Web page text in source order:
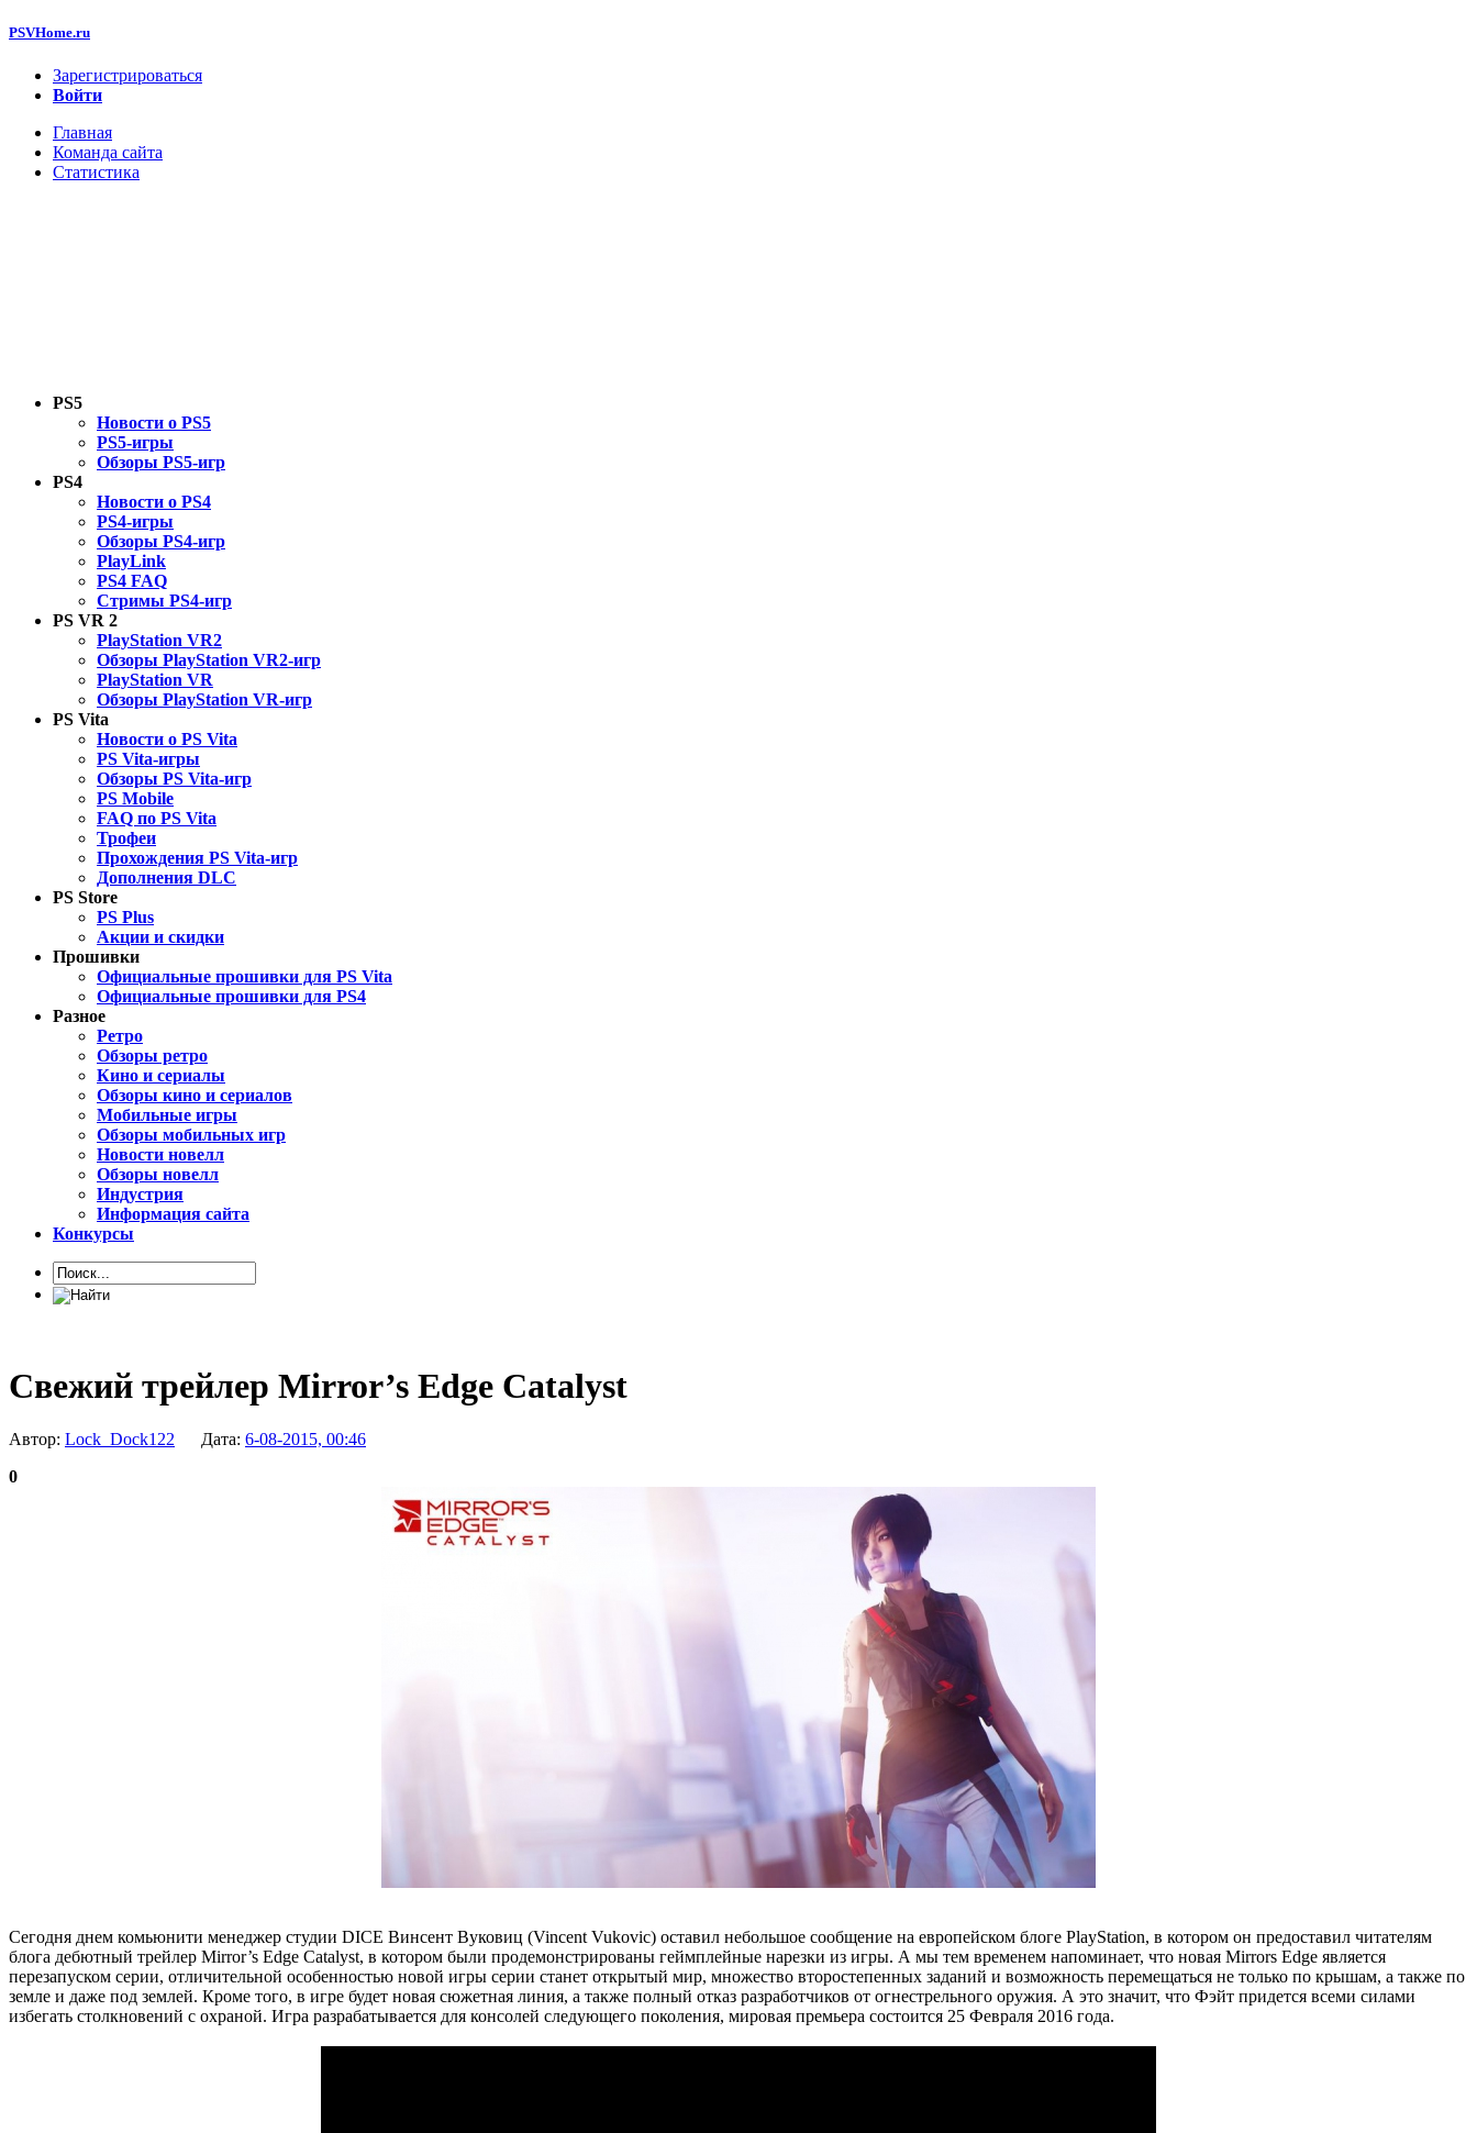
PSVHome.ru
Зарегистрироваться
Войти
Главная
Команда сайта
Статистика
PS5
Новости о PS5
PS5-игры
Обзоры PS5-игр
PS4
Новости о PS4
PS4-игры
Обзоры PS4-игр
PlayLink
PS4 FAQ
Стримы PS4-игр
PS VR 2
PlayStation VR2
Обзоры PlayStation VR2-игр
PlayStation VR
Обзоры PlayStation VR-игр
PS Vita
Новости о PS Vita
PS Vita-игры
Обзоры PS Vita-игр
PS Mobile
FAQ по PS Vita
Трофеи
Прохождения PS Vita-игр
Дополнения DLC
PS Store
PS Plus
Акции и скидки
Прошивки
Официальные прошивки для PS Vita
Официальные прошивки для PS4
Разное
Ретро
Обзоры ретро
Кино и сериалы
Обзоры кино и сериалов
Мобильные игры
Обзоры мобильных игр
Новости новелл
Обзоры новелл
Индустрия
Информация сайта
Конкурсы
Свежий трейлер Mirror’s Edge Catalyst
Автор: Lock_Dock122 Дата: 6-08-2015, 00:46
0
Сегодня днем комьюнити менеджер студии DICE Винсент Вуковиц (Vincent Vukovic) оставил небольшое сообщение на европейском блоге PlayStation, в котором он предоставил читателям
блога дебютный трейлер Mirror’s Edge Catalyst, в котором были продемонстрированы геймплейные нарезки из игры. А мы тем временем напоминает, что новая Mirrors Edge является
перезапуском серии, отличительной особенностью новой игры серии станет открытый мир, множество второстепенных заданий и возможность перемещаться не только по крышам, а также по
земле и даже под землей. Кроме того, в игре будет новая сюжетная линия, а также полный отказ разработчиков от огнестрельного оружия. А это значит, что Фэйт придется всеми силами
избегать столкновений с охраной. Игра разрабатывается для консолей следующего поколения, мировая премьера состоится 25 Февраля 2016 года.